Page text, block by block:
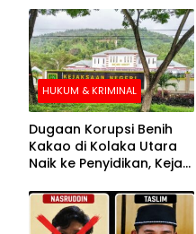
HUKUM & KRIMINAL
Dugaan Korupsi Benih
Kakao di Kolaka Utara
Naik ke Penyidikan, Kejari